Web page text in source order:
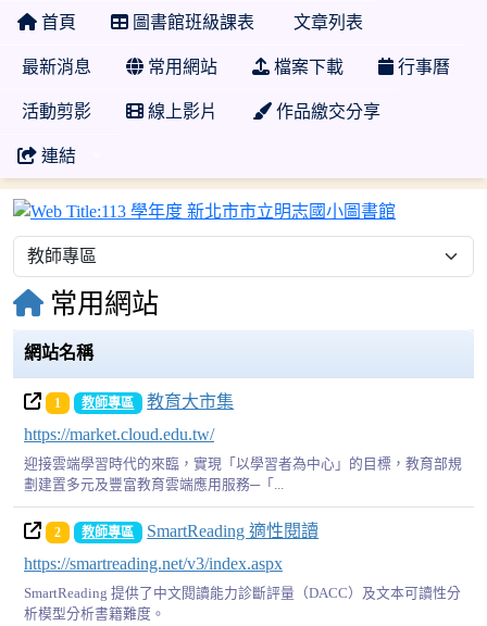
首頁 圖書館班級課表 文章列表
最新消息 常用網站 檔案下載 行事曆
活動剪影 線上影片 作品繳交分享
連結
113 學年度
常用網站
網站名稱
1 教師專區
教育大市集
https://market.cloud.edu.tw/
迎接雲端學習時代的來臨，實現「以學習者為中心」的目標，教育部規
劃建置多元及豐富教育雲端應用服務─「...
2 教師專區
SmartReading 適性閱讀
https://smartreading.net/v3/index.aspx
SmartReading 提供了中文閱讀能力診斷評量（DACC）及文本可讀性分
析模型分析書籍難度。